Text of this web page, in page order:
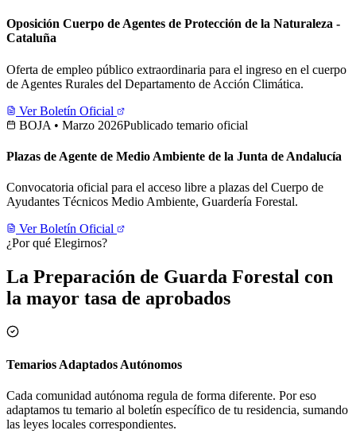
Oposición Cuerpo de Agentes de Protección de la Naturaleza -
Cataluña
Oferta de empleo público extraordinaria para el ingreso en el cuerpo
de Agentes Rurales del Departamento de Acción Climática.
Ver Boletín Oficial
BOJA • Marzo 2026Publicado temario oficial
Plazas de Agente de Medio Ambiente de la Junta de Andalucía
Convocatoria oficial para el acceso libre a plazas del Cuerpo de
Ayudantes Técnicos Medio Ambiente, Guardería Forestal.
Ver Boletín Oficial
¿Por qué Elegirnos?
La Preparación de Guarda Forestal con
la mayor tasa de aprobados
Temarios Adaptados Autónomos
Cada comunidad autónoma regula de forma diferente. Por eso
adaptamos tu temario al boletín específico de tu residencia, sumando
las leyes locales correspondientes.